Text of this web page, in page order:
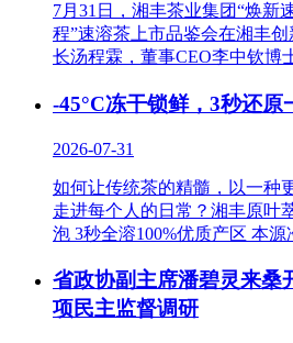
7月31日，湘丰茶业集团“焕新
程”速溶茶上市品鉴会在湘丰
长汤程霖，董事CEO李中钦博
-45°C冻干锁鲜，3秒还原
2026-07-31
如何让传统茶的精髓，以一种
走进每个人的日常？湘丰原叶
泡 3秒全溶100%优质产区 本源
省政协副主席潘碧灵来桑
项民主监督调研